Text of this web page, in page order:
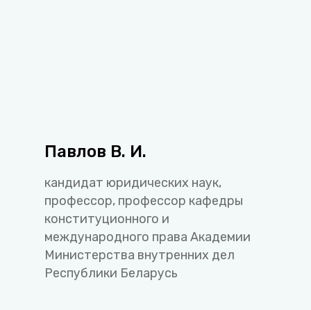
Павлов В. И.
кандидат юридических наук,
профессор, профессор кафедры
конституционного и
международного права Академии
Министерства внутренних дел
Республики Беларусь